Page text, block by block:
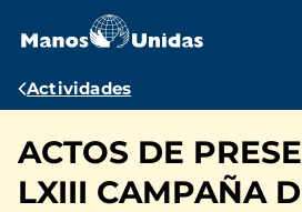
contenido
Ruta
navegación
Actividades
ACTOS DE
LXIII CAMPAÑA